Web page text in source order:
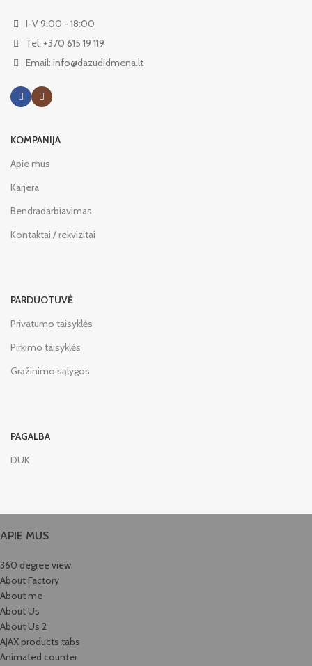
I-V 9:00 - 18:00
Tel: +370 615 19 119
Email: info@dazudidmena.lt
KOMPANIJA
Apie mus
Karjera
Bendradarbiavimas
Kontaktai / rekvizitai
PARDUOTUVĖ
Privatumo taisyklės
Pirkimo taisyklės
Grąžinimo sąlygos
PAGALBA
DUK
APIE MUS
360 degree view
About Factory
About me
About Us
About Us 2
AJAX products tabs
Animated counter